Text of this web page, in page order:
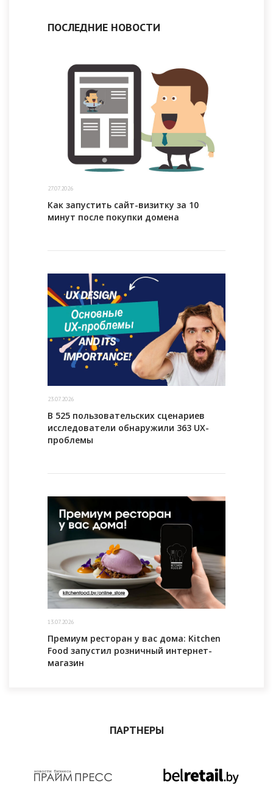
ПОСЛЕДНИЕ НОВОСТИ
27.07.2026
Как запустить сайт-визитку за 10
минут после покупки домена
23.07.2026
В 525 пользовательских сценариев
исследователи обнаружили 363 UX-
проблемы
13.07.2026
Премиум ресторан у вас дома: Kitchen
Food запустил розничный интернет-
магазин
ПАРТНЕРЫ